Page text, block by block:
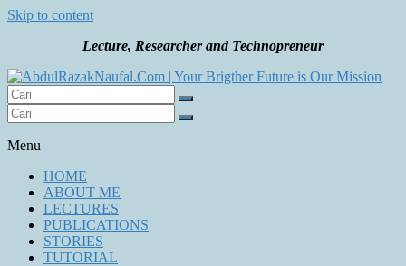
Skip to content
Lecture, Researcher and Technopreneur
AbdulRazakNaufal.Com | Your Brigther Future is Our
Your Brigther Future is Our Mission
Menu
HOME
ABOUT ME
LECTURES
PUBLICATIONS
STORIES
TUTORIAL